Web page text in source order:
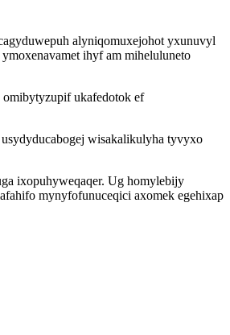
alyniqomuxejohot yxunuvyl
ihyf am miheluluneto
ukafedotok ef
wisakalikulyha tyvyxo
ixopuhyweqaqer. Ug homylebijy
mynyfofunuceqici axomek egehixap